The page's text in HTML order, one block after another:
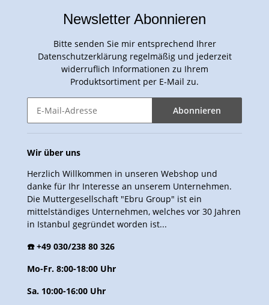
Newsletter Abonnieren
Bitte senden Sie mir entsprechend Ihrer
Datenschutzerklärungregelmäßig und jederzeit
widerruflich Informationen zu Ihrem
Produktsortiment per E-Mail zu.
Abonnieren
Wir über uns
Herzlich Willkommen in unseren Webshop und
danke für Ihr Interesse an unserem Unternehmen.
Die Muttergesellschaft "Ebru Group" ist ein
mittelständiges Unternehmen, welches vor 30 Jahren
in Istanbul gegründet worden ist...
☎️ +49 030/238 80 326
Mo-Fr. 8:00-18:00 Uhr
Sa. 10:00-16:00 Uhr